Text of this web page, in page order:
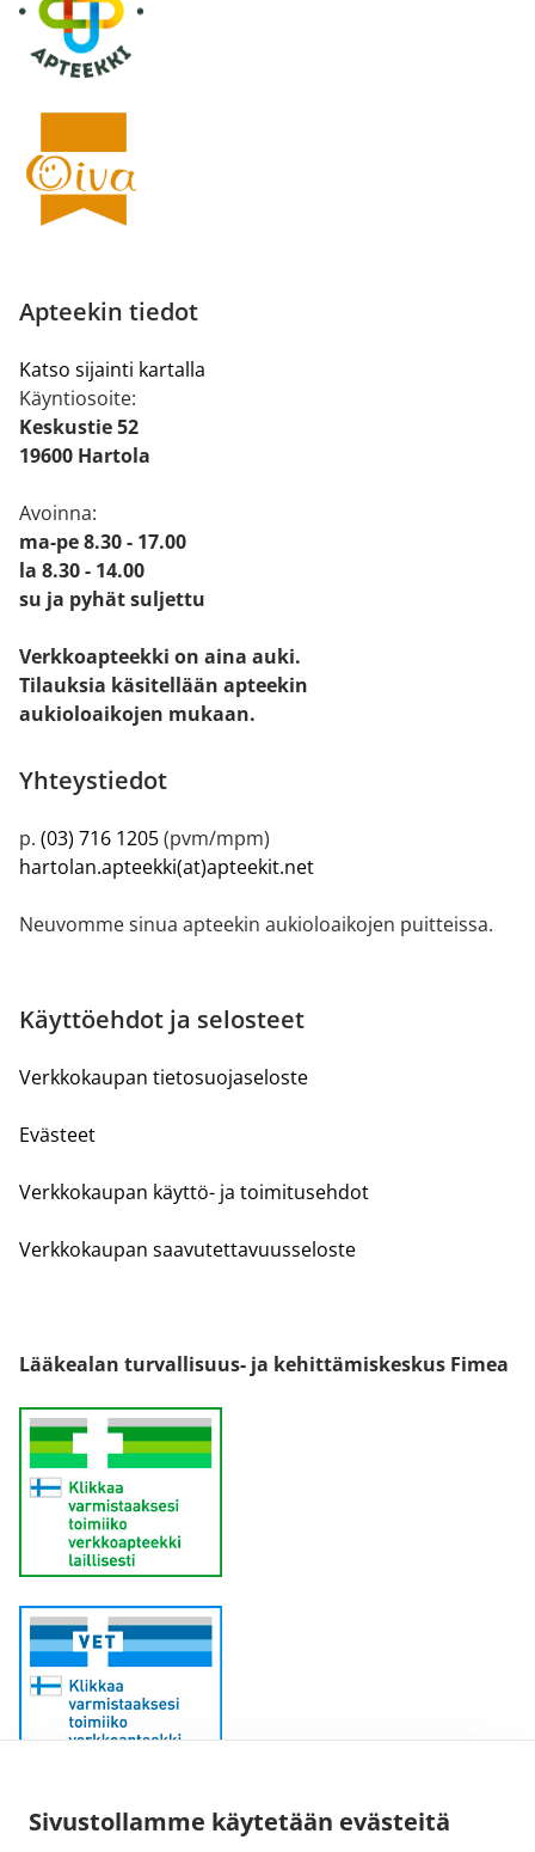
Sivustollamme käytetään evästeitä
Apteekin tiedot
Katso sijainti kartalla
Käyntiosoite:
Keskustie 52
19600 Hartola
Avoinna:
ma-pe 8.30 - 17.00
la 8.30 - 14.00
su ja pyhät suljettu
Verkkoapteekki on aina auki.
Tilauksia käsitellään apteekin
aukioloaikojen mukaan.
Yhteystiedot
p. (03) 716 1205(pvm/mpm)
hartolan.apteekki(at)apteekit.net
Neuvomme sinua apteekin aukioloaikojen puitteissa.
Käyttöehdot ja selosteet
Verkkokaupan tietosuojaseloste
Evästeet
Verkkokaupan käyttö- ja toimitusehdot
Verkkokaupan saavutettavuusseloste
Lääkealan turvallisuus- ja kehittämiskeskus Fimea
Sähköpostiosoite: